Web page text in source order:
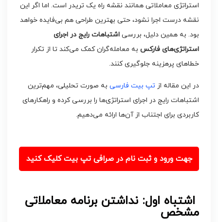
استراتژی معاملاتی همانند نقشه راه یک تریدر است. اما اگر این
نقشه درست اجرا نشود، حتی بهترین طراحی هم بی‌فایده خواهد
بود. به همین دلیل، بررسی اشتباهات رایج در اجرای
استراتژی‌های فارکس به معامله‌گران کمک می‌کند تا از تکرار
خطاهای پرهزینه جلوگیری کنند.
در این مقاله از تپ بیت فارسی به صورت تحلیلی، مهم‌ترین
اشتباهات رایج در اجرای استراتژی‌ها را بررسی کرده و راهکارهای
کاربردی برای اجتناب از آن‌ها ارائه می‌دهیم.
جهت ورود و ثبت نام در صرافی تپ بیت کلیک کنید
اشتباه اول: نداشتن برنامه معاملاتی
مشخص